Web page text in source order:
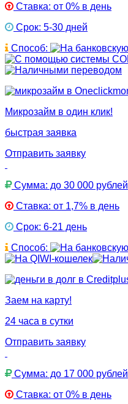
Ставка: от 0% в день
Срок: 5-30 дней
Способ:
Микрозайм в один клик!
быстрая заявка
Отправить заявку
Сумма: до 30 000 рублей
Ставка: от 1,7% в день
Срок: 6-21 день
Способ:
Заем на карту!
24 часа в сутки
Отправить заявку
Сумма: до 17 000 рублей
Ставка: от 0% в день